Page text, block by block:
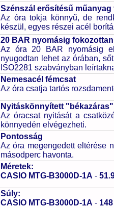
Szénszál erősítésű műanyag
Az óra tokja könnyű, de
készül, egyes részei acél
20 BAR nyomásig
Az óra 20 BAR nyomásig
nyugodtan lehet az órában,
ISO2281 szabványban
Nemesacél fémcsat
Az óra csatja tartós
Nyitáskönnyített
Az óracsat nyitását a
könnyedén elvégezheti.
Pontosság
Az óra megengedett eltérése
másodperc havonta.
Méretek:
CASIO MTG-B3000D-1A -
Súly:
CASIO MTG-B3000D-1A -